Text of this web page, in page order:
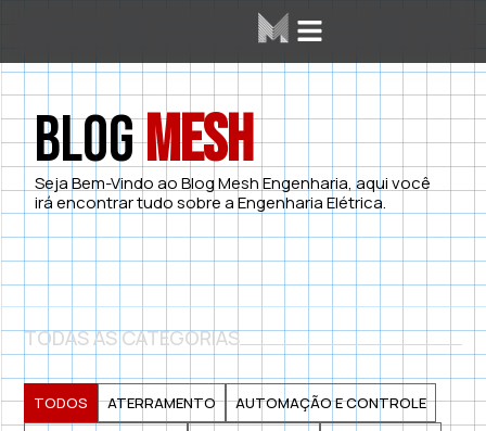
BlogMesh
Seja Bem-Vindo ao Blog Mesh Engenharia, aqui você
irá encontrar tudo sobre a Engenharia Elétrica.
TODAS AS CATEGORIAS
ATERRAMENTO
AUTOMAÇÃO E CONTROLE
TODOS